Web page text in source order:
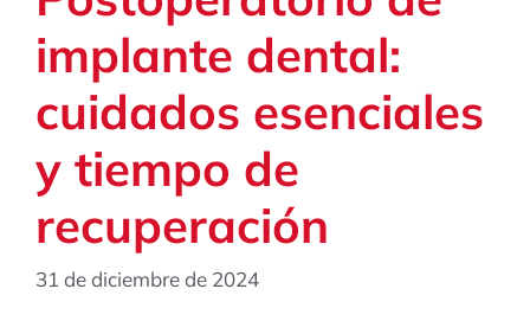
implante dental:
cuidados esenciales
y tiempo de
recuperación
31 de diciembre de 2024